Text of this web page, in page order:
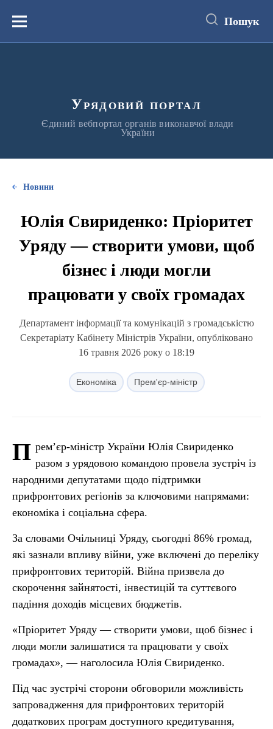
вмістуМеню Пошук
Урядовий портал
Єдиний вебпортал органів виконавчої влади
України
Новини
Юлія Свириденко: Пріоритет
Уряду — створити умови, щоб
бізнес і люди могли
працювати у своїх громадах
Департамент інформації та комунікацій з громадськістю
Секретаріату Кабінету Міністрів України, опубліковано
16 травня 2026 року о 18:19
Економіка Прем'єр-міністр
П рем’єр-міністр України Юлія Свириденко
разом з урядовою командою провела зустріч із
народними депутатами щодо підтримки
прифронтових регіонів за ключовими напрямами:
економіка і соціальна сфера.
За словами Очільниці Уряду, сьогодні 86% громад,
які зазнали впливу війни, уже включені до переліку
прифронтових територій. Війна призвела до
скорочення зайнятості, інвестицій та суттєвого
падіння доходів місцевих бюджетів.
«Пріоритет Уряду — створити умови, щоб бізнес і
люди могли залишатися та працювати у своїх
громадах», — наголосила Юлія Свириденко.
Під час зустрічі сторони обговорили можливість
запровадження для прифронтових територій
додаткових програм доступного кредитування,